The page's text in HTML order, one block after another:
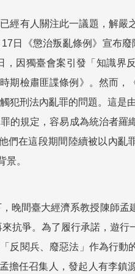
經有人關注此一議題，解嚴
日《懲治叛亂條例》宣布
因獨臺會案引發「知識界
期檢肅匪諜條例》。然而，
犯刑法內亂罪的問題。這是
規定，容易成為統治者羅
們在這段期間陸續被以內亂
。
晚間臺大經濟系教授陳師孟
抗爭。為了履行承諾，遊行
反閱兵、廢惡法」作為行動
擔任召集人，發起人有李鎮